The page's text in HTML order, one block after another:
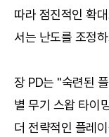
따라 점진적인 확
서는 난도를 조정
장 PD는 "숙련된
별 무기 스왑 타이
더 전략적인 플레